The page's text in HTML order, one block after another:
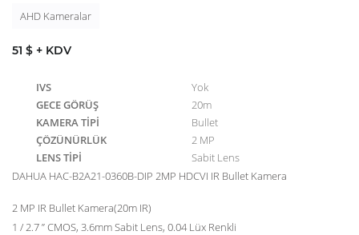
AHD Kameralar
51 $ + KDV
IVS
Yok
GECE GÖRÜŞ
20m
KAMERA TİPİ
Bullet
ÇÖZÜNÜRLÜK
2 MP
LENS TİPİ
Sabit Lens
DAHUA HAC-B2A21-0360B-DIP 2MP HDCVI IR Bullet Kamera
2 MP IR Bullet Kamera(20m IR)
1 / 2.7 ” CMOS, 3.6mm Sabit Lens, 0.04 Lüx Renkli